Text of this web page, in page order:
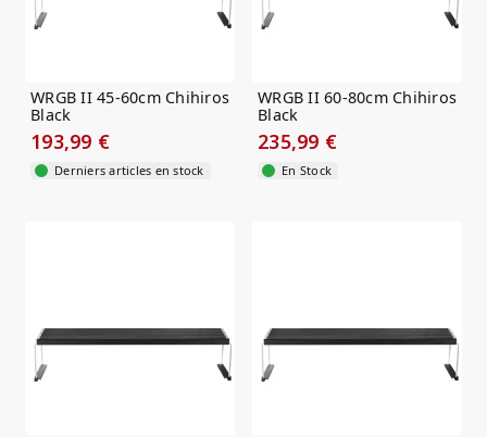
WRGB II 45-60cm Chihiros
Black
193,99 €
Derniers articles en stock
WRGB II 60-80cm Chihiros
Black
235,99 €
En Stock